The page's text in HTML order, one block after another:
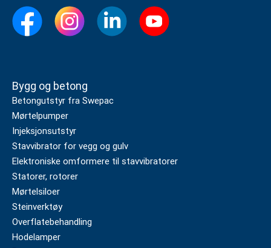
Bygg og betong
Betongutstyr fra Swepac
Mørtelpumper
Injeksjonsutstyr
Stavvibrator for vegg og gulv
Elektroniske omformere til stavvibratorer
Statorer, rotorer
Mørtelsiloer
Steinverktøy
Overflatebehandling
Hodelamper